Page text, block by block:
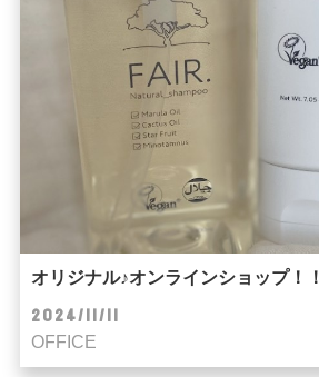
オリジナル♪オンラインショップ！！
2024/11/11
OFFICE